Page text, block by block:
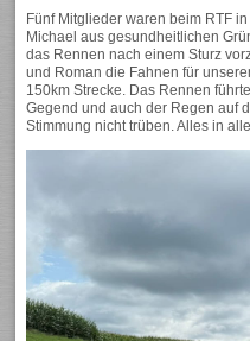
Fünf Mitglieder waren beim RTF
Michael aus gesundheitlichen
das Rennen nach einem Sturz
und Roman die Fahnen für
150km Strecke. Das Rennen
Gegend und auch der Regen auf
Stimmung nicht trüben. Alles in